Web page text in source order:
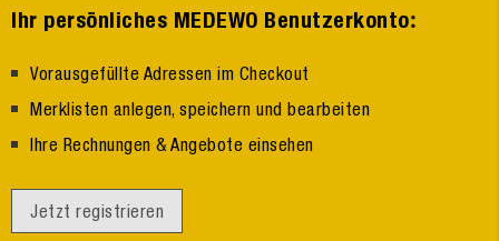
Ihr persönliches MEDEWO Benutzerkonto:
Vorausgefüllte Adressen im Checkout
Merklisten anlegen, speichern und bearbeiten
Ihre Rechnungen & Angebote einsehen
Jetzt registrieren